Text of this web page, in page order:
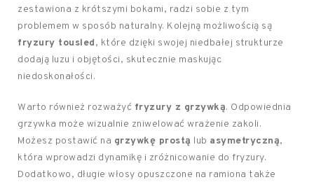
zestawiona z krótszymi bokami, radzi sobie z tym
problemem w sposób naturalny. Kolejną możliwością są
fryzury tousled, które dzięki swojej niedbałej strukturze
dodają luzu i objętości, skutecznie maskując
niedoskonałości.
Warto również rozważyć fryzury z grzywką. Odpowiednia
grzywka może wizualnie zniwelować wrażenie zakoli.
Możesz postawić na grzywkę prostą lub asymetryczną,
która wprowadzi dynamikę i zróżnicowanie do fryzury.
Dodatkowo, długie włosy opuszczone na ramiona także